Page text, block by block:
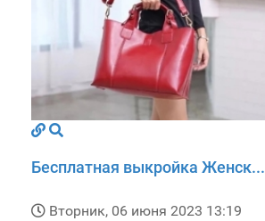
Бесплатная выкройка Женск...
Вторник, 06 июня 2023 13:19